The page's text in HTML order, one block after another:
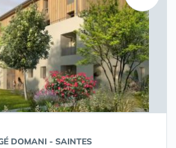
DOMANI - SAINTES